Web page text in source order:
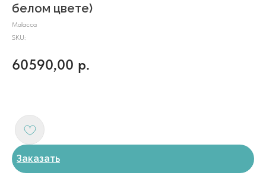
белом цвете)
Malacca
SKU:
60590,00 р.
Заказать